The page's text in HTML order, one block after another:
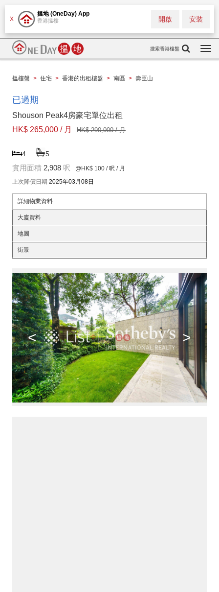
X
搵地 (OneDay) App
香港搵樓 安裝
開啟
搜索香港樓盤
搵樓盤 > 住宅 > 香港的出租樓盤 > 南區 > 壽臣山
已過期
Shouson Peak4房豪宅單位出租
HK$ 265,000 / 月
HK$ 290,000 / 月
4 5
實用面積 2,908 呎 @HK$ 100 / 呎 / 月
上次降價日期 2025年03月08日
詳細物業資料
大廈資料
地圖
街景
< >